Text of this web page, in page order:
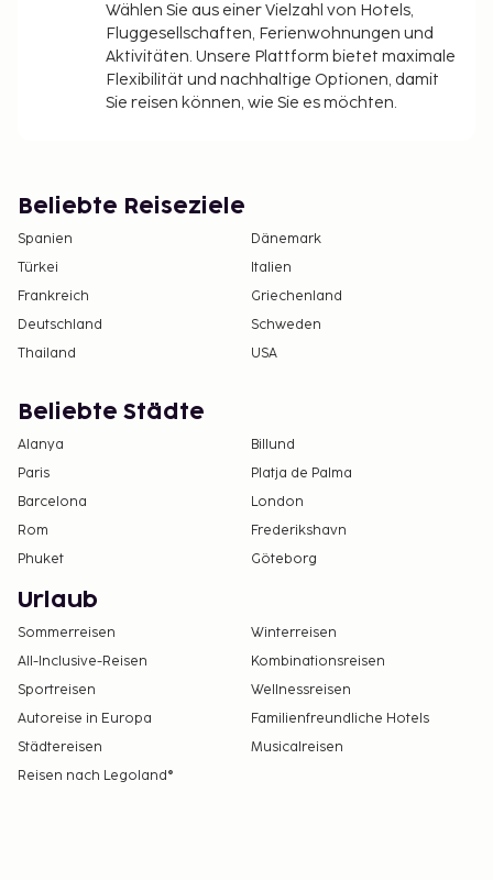
Wählen Sie aus einer Vielzahl von Hotels,
Fluggesellschaften, Ferienwohnungen und
Aktivitäten. Unsere Plattform bietet maximale
Flexibilität und nachhaltige Optionen, damit
Sie reisen können, wie Sie es möchten.
Beliebte Reiseziele
Spanien
Dänemark
Türkei
Italien
Frankreich
Griechenland
Deutschland
Schweden
Thailand
USA
Beliebte Städte
Alanya
Billund
Paris
Platja de Palma
Barcelona
London
Rom
Frederikshavn
Phuket
Göteborg
Urlaub
Sommerreisen
Winterreisen
All-Inclusive-Reisen
Kombinationsreisen
Sportreisen
Wellnessreisen
Autoreise in Europa
Familienfreundliche Hotels
Städtereisen
Musicalreisen
Reisen nach Legoland®